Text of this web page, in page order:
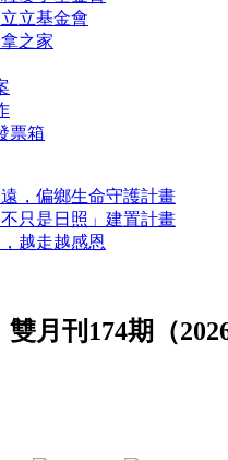
立基金會
之家
票箱
雙月刊174期（